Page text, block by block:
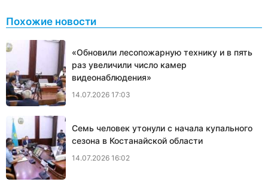
Похожие новости
«Обновили лесопожарную технику и в пять
раз увеличили число камер
видеонаблюдения»
14.07.2026 17:03
Семь человек утонули с начала купального
сезона в Костанайской области
14.07.2026 16:02